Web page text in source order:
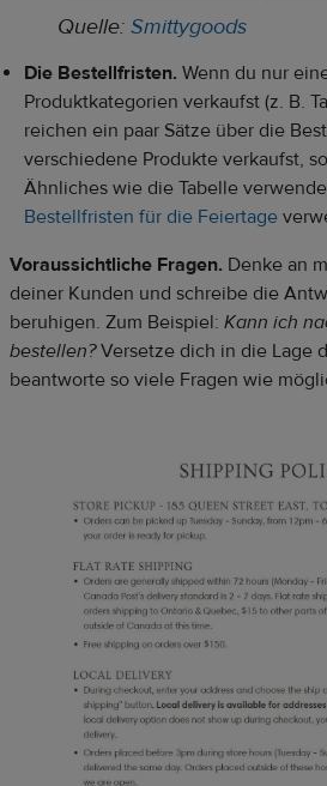
Quelle: Smittygoods
Die Bestellfristen. Wenn du nur
Produktkategorien verkaufst (z. B.
reichen ein paar Sätze über die
verschiedene Produkte verkaufst,
Ähnliches wie die Tabelle
Bestellfristen für die Feiertage
Voraussichtliche Fragen. Denke an
deiner Kunden und schreibe die
beruhigen. Zum Beispiel: Kann ich
bestellen?Versetze dich in die Lage
beantworte so viele Fragen wie